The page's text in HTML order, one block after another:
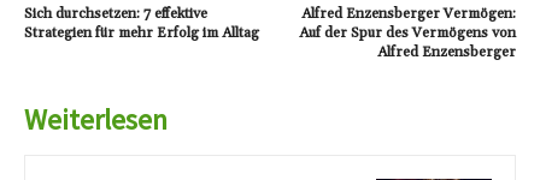
Sich durchsetzen: 7 effektive
Strategien für mehr Erfolg im Alltag
Alfred Enzensberger Vermögen:
Auf der Spur des Vermögens von
Alfred Enzensberger
Weiterlesen